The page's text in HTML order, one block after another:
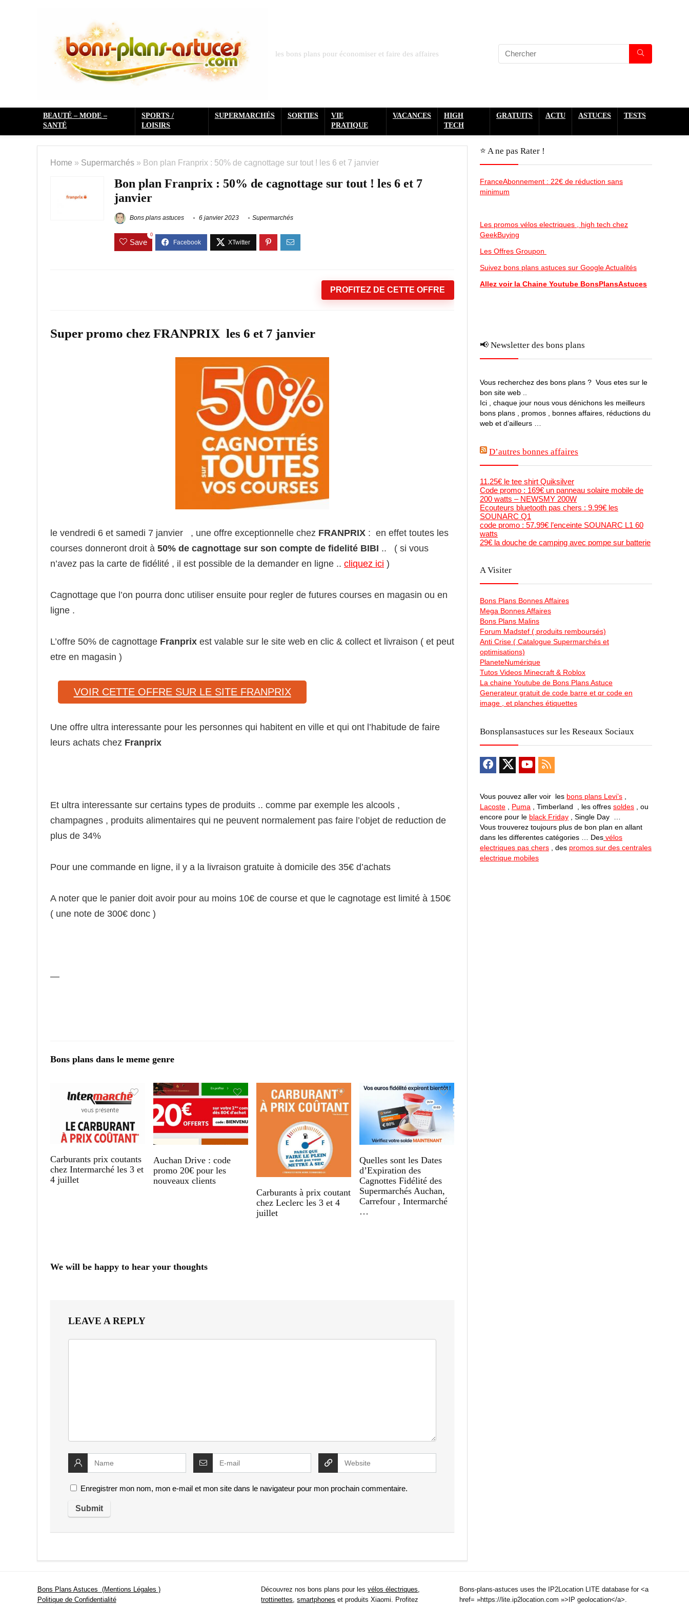
les bons plans pour économiser et faire des affaires
BEAUTÉ – MODE –
SANTÉ
SPORTS /
LOISIRS
SUPERMARCHÉS SORTIES
VIE
PRATIQUE
VACANCES
HIGH
TECH
GRATUITS ACTU ASTUCES TESTS
Home » Supermarchés » Bon plan Franprix : 50% de cagnottage sur tout ! les 6 et 7 janvier
Bon plan Franprix : 50% de cagnottage sur tout ! les 6 et 7
janvier
Bons plans astuces 6 janvier 2023 Supermarchés
Save
0
PROFITEZ DE CETTE OFFRE
Super promo chez FRANPRIX les 6 et 7 janvier
le vendredi 6 et samedi 7 janvier , une offre exceptionnelle chez FRANPRIX : en effet toutes les
courses donneront droit à 50% de cagnottage sur son compte de fidelité BIBI .. ( si vous
n’avez pas la carte de fidélité , il est possible de la demander en ligne .. cliquez ici )
Cagnottage que l’on pourra donc utiliser ensuite pour regler de futures courses en magasin ou en
ligne .
L’offre 50% de cagnottage Franprix est valable sur le site web en clic & collect et livraison ( et peut
etre en magasin )
VOIR CETTE OFFRE SUR LE SITE FRANPRIX
Une offre ultra interessante pour les personnes qui habitent en ville et qui ont l’habitude de faire
leurs achats chez Franprix
Et ultra interessante sur certains types de produits .. comme par exemple les alcools ,
champagnes , produits alimentaires qui ne peuvent normalement pas faire l’objet de reduction de
plus de 34%
Pour une commande en ligne, il y a la livraison gratuite à domicile des 35€ d’achats
A noter que le panier doit avoir pour au moins 10€ de course et que le cagnotage est limité à 150€
( une note de 300€ donc )
—
Bons plans dans le meme genre
Carburants prix coutants
chez Intermarché les 3 et
4 juillet
Auchan Drive : code
promo 20€ pour les
nouveaux clients
Carburants à prix coutant
chez Leclerc les 3 et 4
juillet
Quelles sont les Dates
d’Expiration des
Cagnottes Fidélité des
Supermarchés Auchan,
Carrefour , Intermarché
…
We will be happy to hear your thoughts
LEAVE A REPLY
Enregistrer mon nom, mon e-mail et mon site dans le navigateur pour mon prochain commentaire.
⭐️ A ne pas Rater !
FranceAbonnement : 22€ de réduction sans
minimum
Les promos vélos electriques , high tech chez
GeekBuying
Les Offres Groupon
Suivez bons plans astuces sur Google Actualités
Allez voir la Chaine Youtube BonsPlansAstuces
📢 Newsletter des bons plans
Vous recherchez des bons plans ? Vous etes sur le
bon site web ..
Ici , chaque jour nous vous dénichons les meilleurs
bons plans , promos , bonnes affaires, réductions du
web et d’ailleurs …
D’autres bonnes affaires
11.25€ le tee shirt Quiksilver
Code promo : 169€ un panneau solaire mobile de
200 watts – NEWSMY 200W
Ecouteurs bluetooth pas chers : 9.99€ les
SOUNARC Q1
code promo : 57.99€ l’enceinte SOUNARC L1 60
watts
29€ la douche de camping avec pompe sur batterie
A Visiter
Bons Plans Bonnes Affaires
Mega Bonnes Affaires
Bons Plans Malins
Forum Madstef ( produits remboursés)
Anti Crise ( Catalogue Supermarchés et
optimisations)
PlaneteNumérique
Tutos Videos Minecraft & Roblox
La chaine Youtube de Bons Plans Astuce
Generateur gratuit de code barre et qr code en
image , et planches étiquettes
Bonsplansastuces sur les Reseaux Sociaux
Vous pouvez aller voir les bons plans Levi’s
Lacoste
Puma , Timberland , les offres soldes , ou
encore pour le black Friday , Single Day …
Vous trouverez toujours plus de bon plan en allant
dans les differentes catégories … Des vélos
electriques pas chers , des promos sur des centrales
electrique mobiles
Bons Plans Astuces (Mentions Légales )
Politique de Confidentialité
Découvrez nos bons plans pour lesvélos électriques,
trottinettes,smartphones et produits Xiaomi. Profitez
Bons-plans-astuces uses the IP2Location LITE database for <a
href= »https://lite.ip2location.com »>IP geolocation</a>.